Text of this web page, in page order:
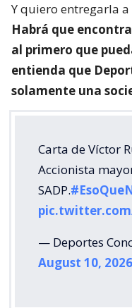
Y quiero entregarla
Habrá que
al primero que
entienda que
solamente una
Carta de Víctor
Accionista
SADP.
— Deportes
August 10, 2026